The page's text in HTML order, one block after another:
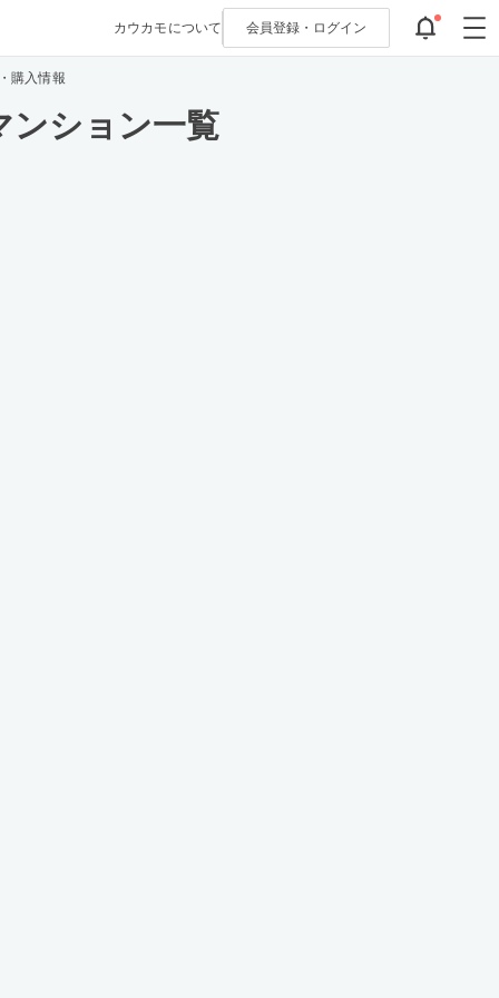
カウカモについて 会員登録・ ログイン
購入情報
ンション一覧